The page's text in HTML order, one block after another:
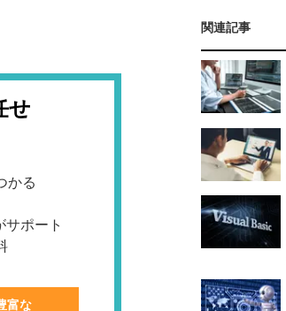
せ
かる
サポート
富な
関連記事